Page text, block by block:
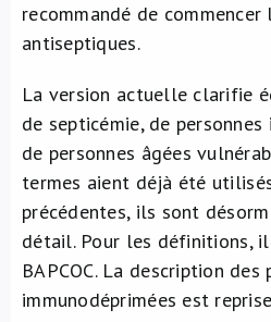
recommandé de
antiseptiques.
La version actuelle clarifie
de septicémie, de
de personnes âgées
termes aient déjà été
précédentes, ils sont
détail. Pour les définitions,
BAPCOC. La description des
immunodéprimées est